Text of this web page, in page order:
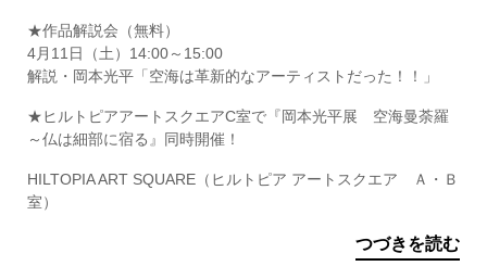
★作品解説会（無料）
4月11日（土）14:00～15:00
解説・岡本光平「空海は革新的なアーティストだった！！」
★ヒルトピアアートスクエアC室で『岡本光平展 空海曼荼羅
～仏は細部に宿る』同時開催！
HILTOPIA ART SQUARE（ヒルトピア アートスクエア Ａ・Ｂ
室）
つづきを読む